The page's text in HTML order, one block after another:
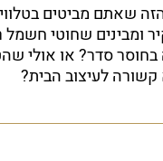
שאתם מביטים
ומבינים שחוטי חשמל
סדר? או אולי
לעיצוב הבית?